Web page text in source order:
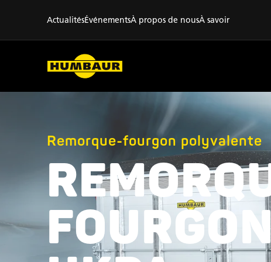
ActualitésÉvénementsÀ propos de nousÀ savoir
Remorque-fourgon polyvalente